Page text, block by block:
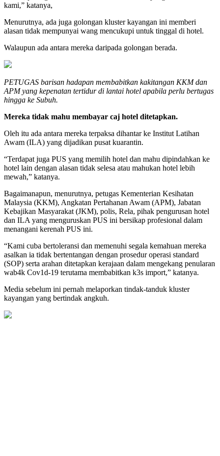
kami,” katanya,
Menurutnya, ada juga golongan kluster kayangan ini memberi
alasan tidak mempunyai wang mencukupi untuk tinggal di hotel.
Walaupun ada antara mereka daripada golongan berada.
PETUGAS barisan hadapan membabitkan kakitangan KKM dan
APM yang kepenatan tertidur di lantai hotel apabila perlu bertugas
hingga ke Subuh.
Mereka tidak mahu membayar caj hotel ditetapkan.
Oleh itu ada antara mereka terpaksa dihantar ke Institut Latihan
Awam (ILA) yang dijadikan pusat kuarantin.
“Terdapat juga PUS yang memilih hotel dan mahu dipindahkan ke
hotel lain dengan alasan tidak selesa atau mahukan hotel lebih
mewah,” katanya.
Bagaimanapun, menurutnya, petugas Kementerian Kesihatan
Malaysia (KKM), Angkatan Pertahanan Awam (APM), Jabatan
Kebajikan Masyarakat (JKM), polis, Rela, pihak pengurusan hotel
dan ILA yang menguruskan PUS ini bersikap profesional dalam
menangani kerenah PUS ini.
“Kami cuba bertoleransi dan memenuhi segala kemahuan mereka
asalkan ia tidak bertentangan dengan prosedur operasi standard
(SOP) serta arahan ditetapkan kerajaan dalam mengekang penularan
wab4k Cov1d-19 terutama membabitkan k3s import,” katanya.
Media sebelum ini pernah melaporkan tindak-tanduk kluster
kayangan yang bertindak angkuh.